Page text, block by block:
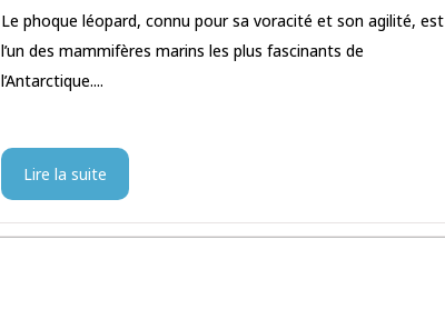
Le phoque léopard, connu pour sa voracité et son agilité, est
l’un des mammifères marins les plus fascinants de
l’Antarctique....
Lire la suite